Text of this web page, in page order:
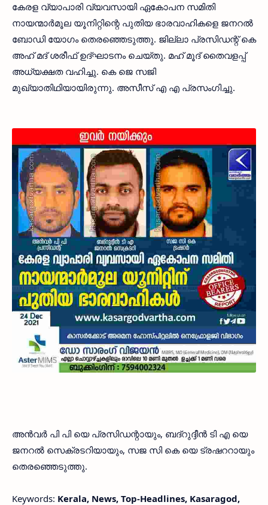
കേരള വ്യാപാരി വ്യവസായി ഏകോപന സമിതി
നായന്മാർമൂല യൂനിറ്റിന്റെ പുതിയ ഭാരവാഹികളെ ജനറൽ
ബോഡി യോഗം തെരഞ്ഞെടുത്തു. ജില്ലാ പ്രസിഡന്റ് കെ
അഹ് മദ് ശരീഫ് ഉദ്‌ഘാടനം ചെയ്‌തു. മഹ് മൂദ് തൈവളപ്പ്
അധ്യക്ഷത വഹിച്ചു. കെ ജെ സജി
മുഖ്യാതിഥിയായിരുന്നു. അസീസ് എ എ പ്രസംഗിച്ചു.
അൻവർ പി പി യെ പ്രസിഡന്റായും, ബദ്റുദ്ദീൻ ടി എ യെ
ജനറൽ സെക്രടറിയായും, സജ സി കെ യെ ട്രഷററായും
തെരഞ്ഞെടുത്തു.
Keywords: Kerala, News, Top-Headlines, Kasaragod,